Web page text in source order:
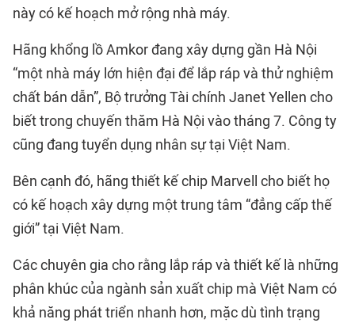
này có kế hoạch mở rộng nhà máy.
Hãng khổng lồ Amkor đang xây dựng gần Hà Nội
“một nhà máy lớn hiện đại để lắp ráp và thử nghiệm
chất bán dẫn”, Bộ trưởng Tài chính Janet Yellen cho
biết trong chuyến thăm Hà Nội vào tháng 7. Công ty
cũng đang tuyển dụng nhân sự tại Việt Nam.
Bên cạnh đó, hãng thiết kế chip Marvell cho biết họ
có kế hoạch xây dựng một trung tâm “đẳng cấp thế
giới” tại Việt Nam.
Các chuyên gia cho rằng lắp ráp và thiết kế là những
phân khúc của ngành sản xuất chip mà Việt Nam có
khả năng phát triển nhanh hơn, mặc dù tình trạng